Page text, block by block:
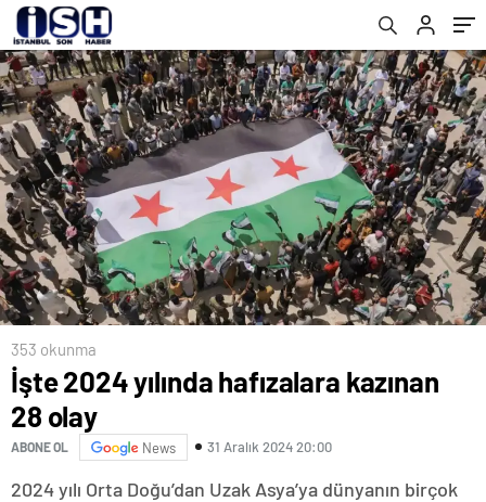
353 okunma
İşte 2024 yılında hafızalara kazınan
28 olay
ABONE OL News 31 Aralık 2024 20:00
2024 yılı Orta Doğu’dan Uzak Asya’ya dünyanın birçok